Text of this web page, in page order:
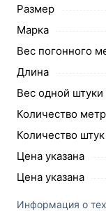
Размер
Марка
Вес погонного
Длина
Вес одной штуки
Количество
Количество
Цена указана
Цена указана
Информация о